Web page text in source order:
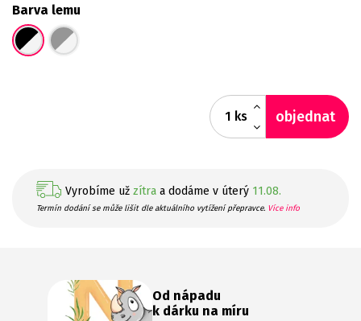
Barva lemu
ks objednat
Vyrobíme už zítra a dodáme v úterý 11.08.
Termín dodání se může lišit dle aktuálního vytížení přepravce. Více info
Od nápadu
k dárku na míru